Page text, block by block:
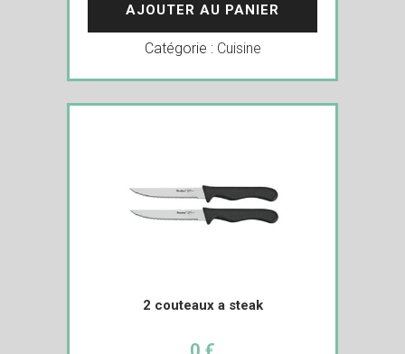
AJOUTER AU PANIER
Catégorie : Cuisine
2 couteaux a steak